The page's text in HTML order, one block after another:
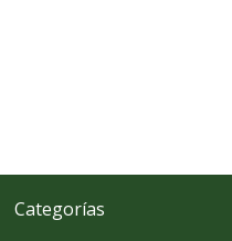
Categorías